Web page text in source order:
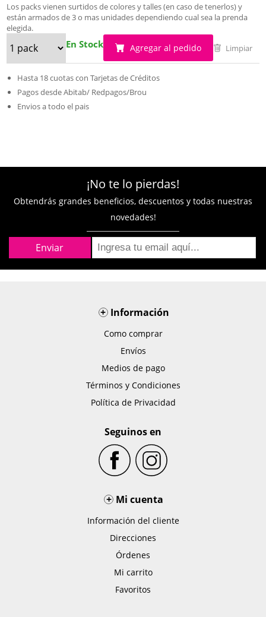
Los packs vienen surtidos de colores y talles (en caso de tenerlos) y
están armados de 3 o mas unidades dependiendo cual sea la prenda
elegida.
En Stock Agregar al pedido Limpiar
Hasta 18 cuotas con Tarjetas de Créditos
Pagos desde Abitab/ Redpagos/Brou
Envios a todo el pais
¡No te lo pierdas!
Obtendrás grandes beneficios, descuentos y todas nuestras
novedades!
+Información
Como comprar
Envíos
Medios de pago
Términos y Condiciones
Política de Privacidad
Seguinos en
+ Mi cuenta
Información del cliente
Direcciones
Órdenes
Mi carrito
Favoritos